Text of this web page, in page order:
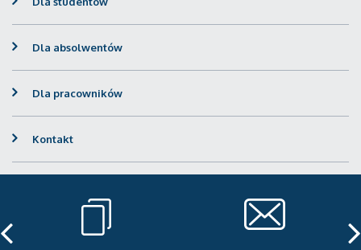
Dla absolwentów
Dla pracowników
Kontakt